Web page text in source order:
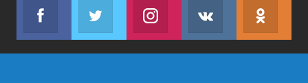
Facebook
Join us on Facebook
Twitter
Join us on TwitterJoin us on InstagramJoin us on VK